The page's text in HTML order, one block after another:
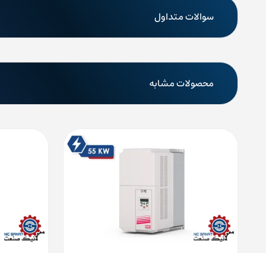
سوالات متداول
محصولات مشابه